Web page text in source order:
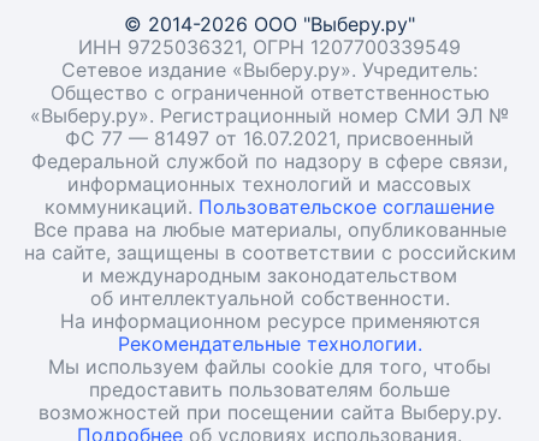
© 2014-2026 ООО "Выберу.ру"
ИНН 9725036321, ОГРН 1207700339549
Сетевое издание «Выберу.ру». Учредитель:
Общество с ограниченной ответственностью
«Выберу.ру». Регистрационный номер СМИ ЭЛ №
ФС 77 — 81497 от 16.07.2021, присвоенный
Федеральной службой по надзору в сфере связи,
информационных технологий и массовых
коммуникаций. Пользовательское соглашение
Все права на любые материалы, опубликованные
на сайте, защищены в соответствии с российским
и международным законодательством
об интеллектуальной собственности.
На информационном ресурсе применяются
Рекомендательные технологии.
Мы используем файлы cookie для того, чтобы
предоставить пользователям больше
возможностей при посещении сайта Выберу.ру.
Подробнее об условиях использования.